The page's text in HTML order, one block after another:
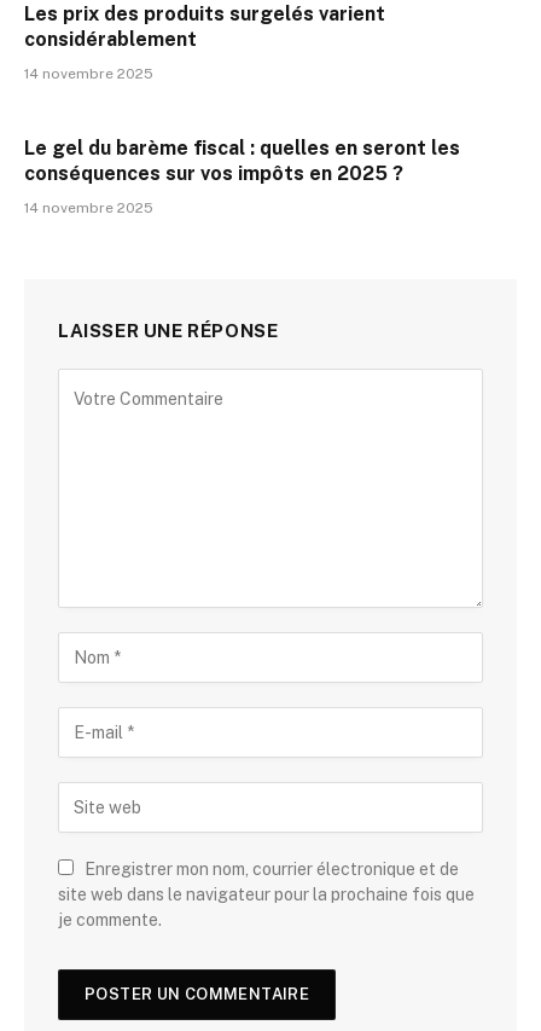
Les prix des produits surgelés varient
considérablement
14 novembre 2025
Le gel du barème fiscal : quelles en seront les
conséquences sur vos impôts en 2025 ?
14 novembre 2025
LAISSER UNE RÉPONSE
Enregistrer mon nom, courrier électronique et de
site web dans le navigateur pour la prochaine fois que
je commente.